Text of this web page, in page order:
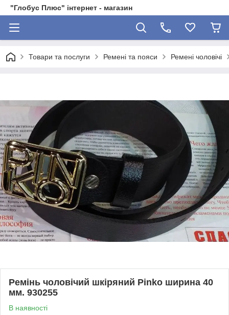
"Глобус Плюс" інтернет - магазин
Товари та послуги Ремені та пояси Ремені чоловічі
Ремінь чоловічий шкіряний Pinko ширина 40
мм. 930255
В наявності